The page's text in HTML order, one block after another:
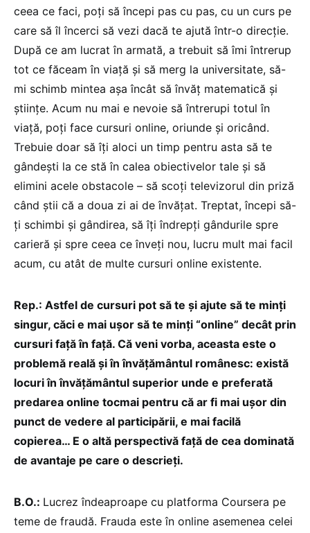
ceea ce faci, poți să începi pas cu pas, cu un curs pe
care să îl încerci să vezi dacă te ajută într-o direcție.
După ce am lucrat în armată, a trebuit să îmi întrerup
tot ce făceam în viață și să merg la universitate, să-
mi schimb mintea așa încât să învăț matematică și
științe. Acum nu mai e nevoie să întrerupi totul în
viață, poți face cursuri online, oriunde și oricând.
Trebuie doar să îți aloci un timp pentru asta să te
gândești la ce stă în calea obiectivelor tale și să
elimini acele obstacole – să scoți televizorul din priză
când știi că a doua zi ai de învățat. Treptat, începi să-
ți schimbi și gândirea, să îți îndrepți gândurile spre
carieră și spre ceea ce înveți nou, lucru mult mai facil
acum, cu atât de multe cursuri online existente.
Rep.: Astfel de cursuri pot să te și ajute să te minți
singur, căci e mai ușor să te minți “online” decât prin
cursuri față în față. Că veni vorba, aceasta este o
problemă reală și în învățământul românesc: există
locuri în învățământul superior unde e preferată
predarea online tocmai pentru că ar fi mai ușor din
punct de vedere al participării, e mai facilă
copierea… E o altă perspectivă față de cea dominată
de avantaje pe care o descrieți.
B.O.: Lucrez îndeaproape cu platforma Coursera pe
teme de fraudă. Frauda este în online asemenea celei